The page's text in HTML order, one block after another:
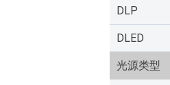
DLP
DLED
光源类型